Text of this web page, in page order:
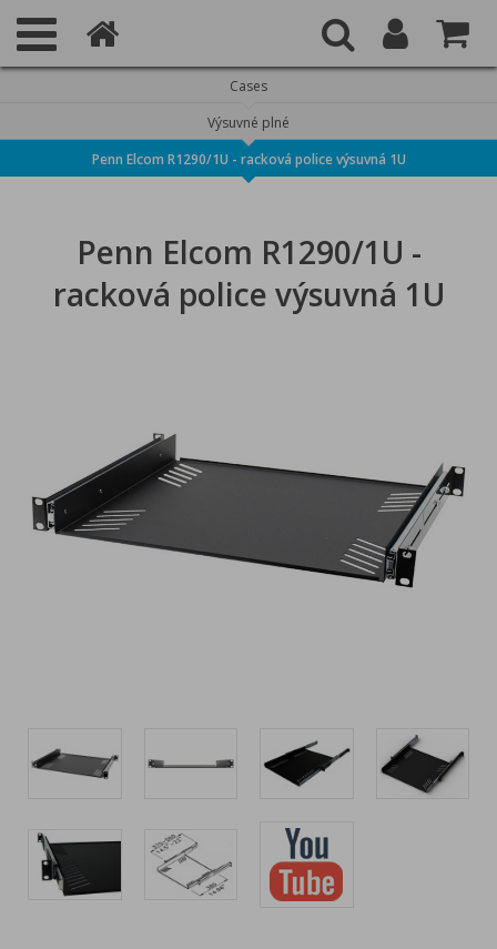
Cases
Výsuvné plné
Penn Elcom R1290/1U - racková police výsuvná 1U
Penn Elcom R1290/1U -
racková police výsuvná 1U